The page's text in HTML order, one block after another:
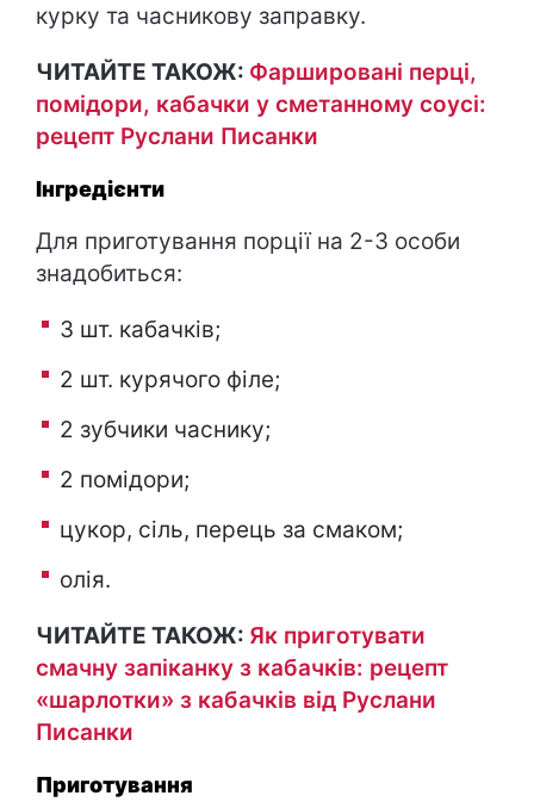
курку та часникову заправку.
ЧИТАЙТЕ ТАКОЖ: Фаршировані перці,
помідори, кабачки у сметанному соусі:
рецепт Руслани Писанки
Інгредієнти
Для приготування порції на 2-3 особи
знадобиться:
3 шт. кабачків;
2 шт. курячого філе;
2 зубчики часнику;
2 помідори;
цукор, сіль, перець за смаком;
олія.
ЧИТАЙТЕ ТАКОЖ: Як приготувати
смачну запіканку з кабачків: рецепт
«шарлотки» з кабачків від Руслани
Писанки
Приготування